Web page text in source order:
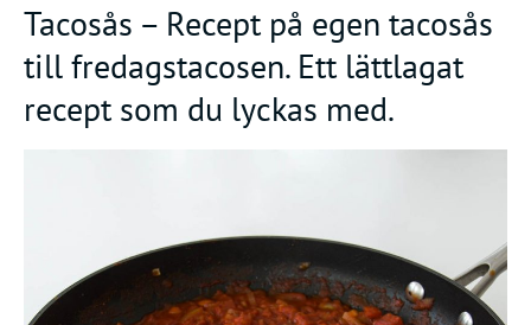
Tacosås – Recept på egen tacosås
till fredagstacosen. Ett lättlagat
recept som du lyckas med.